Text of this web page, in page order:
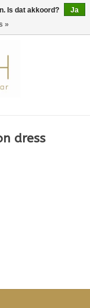
0 Artikelen - €0,00
dress
Is dat akkoord?
Ja
»